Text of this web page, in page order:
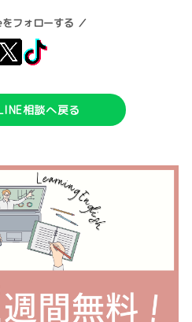
フォローする ／
相談へ戻る